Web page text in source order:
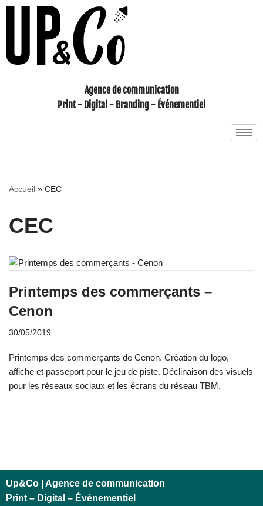
contenu
Agence de communication
Print - Digital - Branding - Événementiel
Accueil » CEC
CEC
Printemps des commerçants –
Cenon
30/05/2019
Printemps des commerçants de Cenon. Création du logo,
affiche et passeport pour le jeu de piste. Déclinaison des visuels
pour les réseaux sociaux et les écrans du réseau TBM.
Up&Co | Agence de communication
Print – Digital – Événementiel